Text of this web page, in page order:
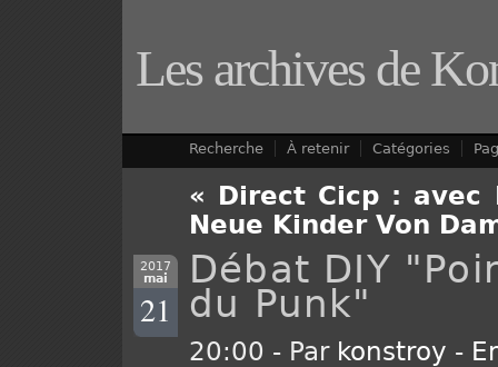
Les archives de
Recherche À retenir Catégories
« Direct Cicp : avec
Neue Kinder Von
2017
mai
21
Débat DIY
du Punk"
20:00 - Par konstroy -